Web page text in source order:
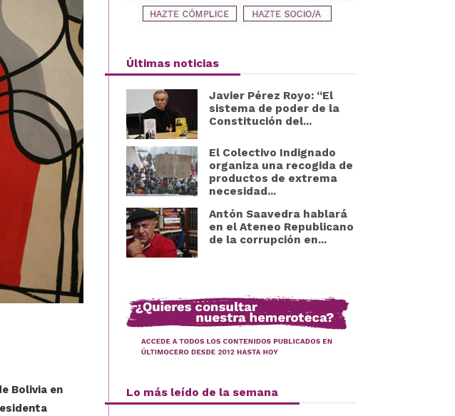
Bolivia en
Últimas noticias
Javier Pérez Royo: “El
sistema de poder de la
Constitución del...
El Colectivo Indignado
organiza una recogida de
productos de extrema
necesidad...
Antón Saavedra hablará
en el Ateneo Republicano
de la corrupción en...
Lo más leído de la semana